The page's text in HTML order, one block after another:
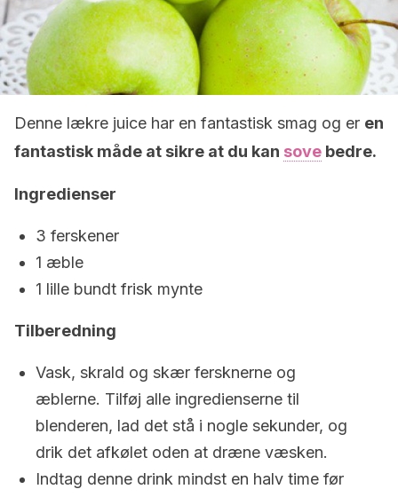
Denne lækre juice har en fantastisk smag og er en
fantastisk måde at sikre at du kan sove bedre.
Ingredienser
3 ferskener
1 æble
1 lille bundt frisk mynte
Tilberedning
Vask, skrald og skær fersknerne og
æblerne. Tilføj alle ingredienserne til
blenderen, lad det stå i nogle sekunder, og
drik det afkølet oden at dræne væsken.
Indtag denne drink mindst en halv time før